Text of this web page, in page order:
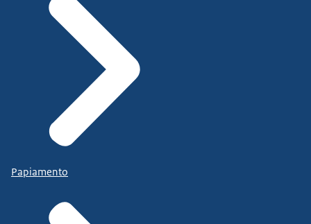
Papiamento